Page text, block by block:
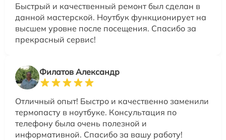
Быстрый и качественный ремонт был сделан в
данной мастерской. Ноутбук функционирует на
высшем уровне после посещения. Спасибо за
прекрасный сервис!
Филатов Александр
Отличный опыт! Быстро и качественно заменили
термопасту в ноутбуке. Консультация по
телефону была очень полезной и
информативной. Спасибо за вашу работу!